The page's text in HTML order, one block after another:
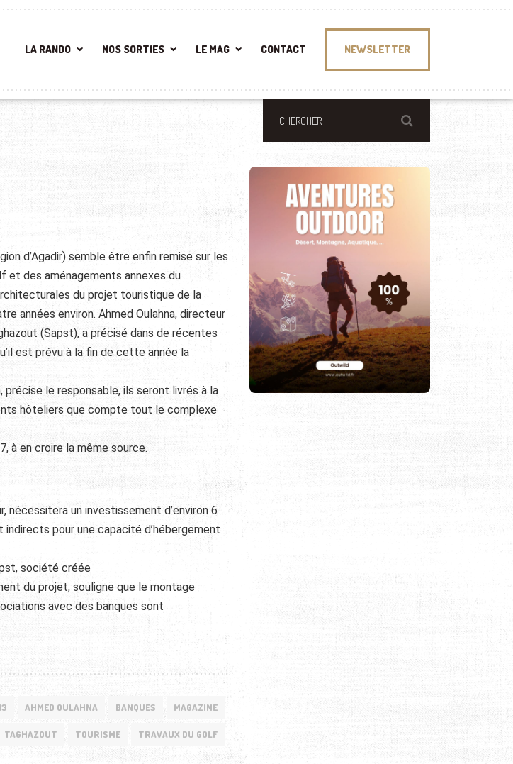
LA RANDO NOS SORTIES LE MAG CONTACT NEWSLETTER
d’Agadir) semble être enfin remise sur les
et des aménagements annexes du
du projet touristique de la
années environ. Ahmed Oulahna, directeur
(Sapst), a précisé dans de récentes
est prévu à la fin de cette année la
le responsable, ils seront livrés à la
hôteliers que compte tout le complexe
à en croire la même source.
un investissement d’environ 6
pour une capacité d’hébergement
société créée
du projet, souligne que le montage
avec des banques sont
AHMED OULAHNA BANQUES MAGAZINE
TAGHAZOUT TOURISME TRAVAUX DU GOLF